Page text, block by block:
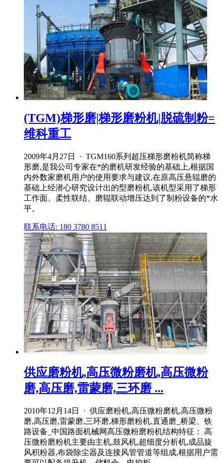
(TGM)梯形磨|梯形磨粉机|脱硫制粉=
维科重工
2009年4月27日 · TGM160系列超压梯形磨粉机简称梯
形磨,是我公司专家在*的磨机研发经验的基础上,根据国
内外数家磨机用户的使用要求与建议,在原高压悬辊磨的
基础上经潜心研究设计出的型磨粉机,该机型采用了梯形
工作面、柔性联结、磨辊联动增压达到了制粉设备的*水
平。
联系电话: 180 3780 8511
供应磨粉机,高压微粉磨机,高压微粉
磨,高压磨,雷蒙磨,三环磨 ...
2010年12月14日 · 供应磨粉机,高压微粉磨机,高压微粉
磨,高压磨,雷蒙磨,三环磨,梯形磨粉机,直通磨_桥梁、铁
路设备_中国路面机械网高压微粉磨粉机结构特征： 高
压微粉磨粉机主要由主机,鼓风机,超细度分析机,成品旋
风积粉器,布袋除尘器及连接风管管道等组成,根据用户需